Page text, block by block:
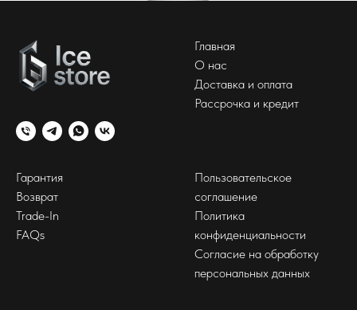
Главная
О нас
Доставка и оплата
Рассрочка и кредит
Гарантия
Возврат
Trade-In
FAQs
Пользовательское
соглашение
Политика
конфиденциальности
Согласие на обработку
персональных данных